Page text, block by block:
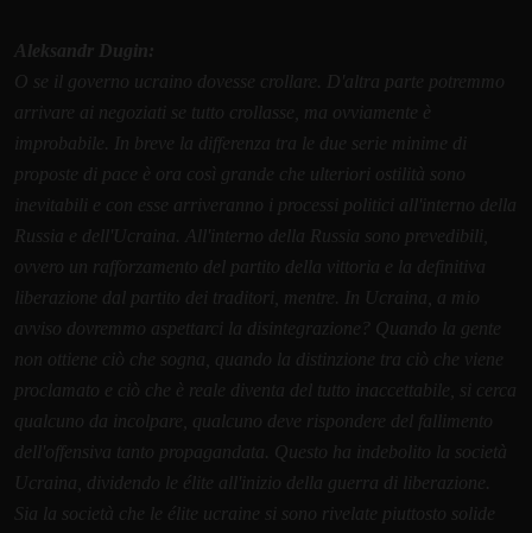
Aleksandr Dugin:
O se il governo ucraino dovesse crollare. D'altra parte potremmo
arrivare ai negoziati se tutto crollasse, ma ovviamente è
improbabile. In breve la differenza tra le due serie minime di
proposte di pace è ora così grande che ulteriori ostilità sono
inevitabili e con esse arriveranno i processi politici all'interno della
Russia e dell'Ucraina. All'interno della Russia sono prevedibili,
ovvero un rafforzamento del partito della vittoria e la definitiva
liberazione dal partito dei traditori, mentre. In Ucraina, a mio
avviso dovremmo aspettarci la disintegrazione? Quando la gente
non ottiene ciò che sogna, quando la distinzione tra ciò che viene
proclamato e ciò che è reale diventa del tutto inaccettabile, si cerca
qualcuno da incolpare, qualcuno deve rispondere del fallimento
dell'offensiva tanto propagandata. Questo ha indebolito la società
Ucraina, dividendo le élite all'inizio della guerra di liberazione.
Sia la società che le élite ucraine si sono rivelate piuttosto solide